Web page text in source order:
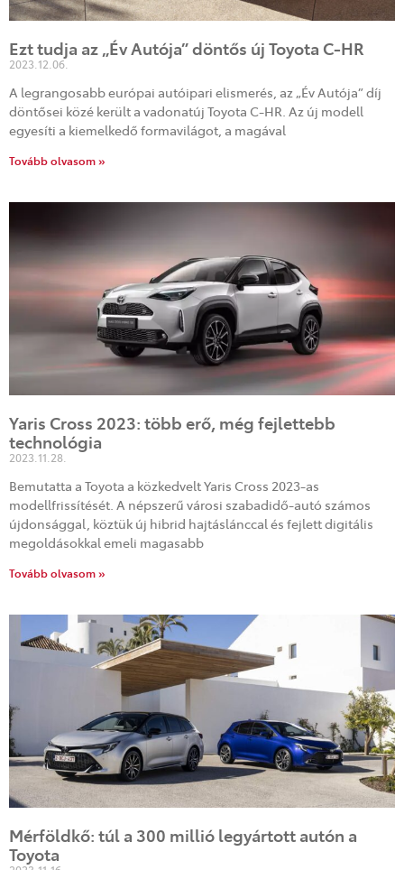
Ezt tudja az „Év Autója” döntős új Toyota C-HR
2023.12.06.
A legrangosabb európai autóipari elismerés, az „Év Autója” díj
döntősei közé került a vadonatúj Toyota C-HR. Az új modell
egyesíti a kiemelkedő formavilágot, a magával
Tovább olvasom »
Yaris Cross 2023: több erő, még fejlettebb
technológia
2023.11.28.
Bemutatta a Toyota a közkedvelt Yaris Cross 2023-as
modellfrissítését. A népszerű városi szabadidő-autó számos
újdonsággal, köztük új hibrid hajtáslánccal és fejlett digitális
megoldásokkal emeli magasabb
Tovább olvasom »
Mérföldkő: túl a 300 millió legyártott autón a
Toyota